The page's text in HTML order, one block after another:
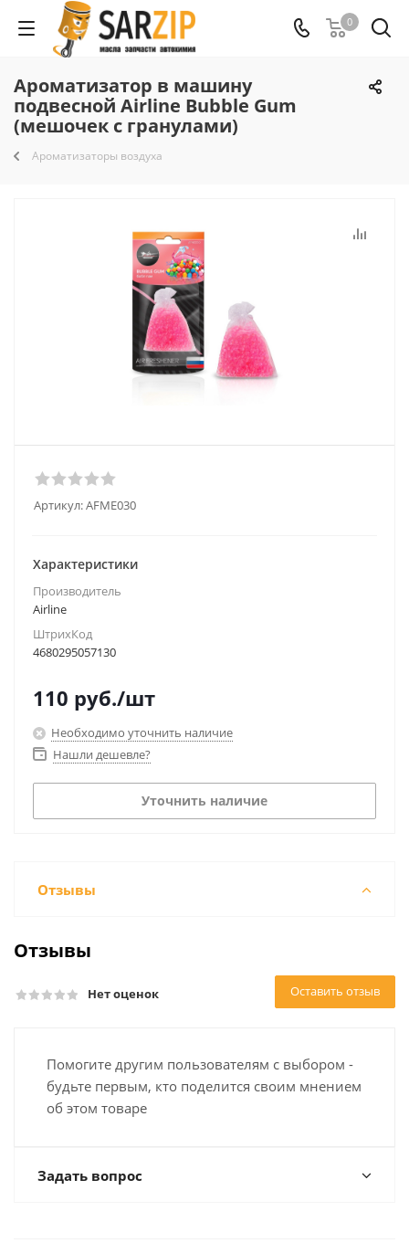
0
Ароматизатор в машину
подвесной Airline Bubble Gum
(мешочек с гранулами)
Ароматизаторы воздуха
Артикул:AFME030
Характеристики
Производитель
Airline
ШтрихКод
4680295057130
110 руб./шт
Необходимо уточнить наличие
Нашли дешевле?
Уточнить наличие
Отзывы
Отзывы
Нет оценок Оставить отзыв
Помогите другим пользователям с выбором -
будьте первым, кто поделится своим мнением
об этом товаре
Задать вопрос